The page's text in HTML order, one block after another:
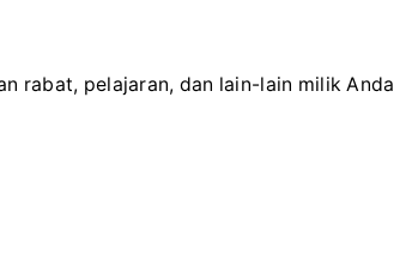
rabat, pelajaran, dan lain-lain milik Anda